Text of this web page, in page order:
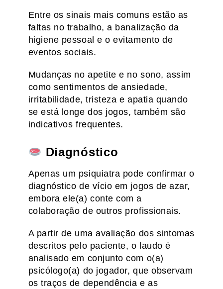
Entre os sinais mais comuns estão as
faltas no trabalho, a banalização da
higiene pessoal e o evitamento de
eventos sociais.
Mudanças no apetite e no sono, assim
como sentimentos de ansiedade,
irritabilidade, tristeza e apatia quando
se está longe dos jogos, também são
indicativos frequentes.
Diagnóstico
Apenas um psiquiatra pode confirmar o
diagnóstico de vício em jogos de azar,
embora ele(a) conte com a
colaboração de outros profissionais.
A partir de uma avaliação dos sintomas
descritos pelo paciente, o laudo é
analisado em conjunto com o(a)
psicólogo(a) do jogador, que observam
os traços de dependência e as